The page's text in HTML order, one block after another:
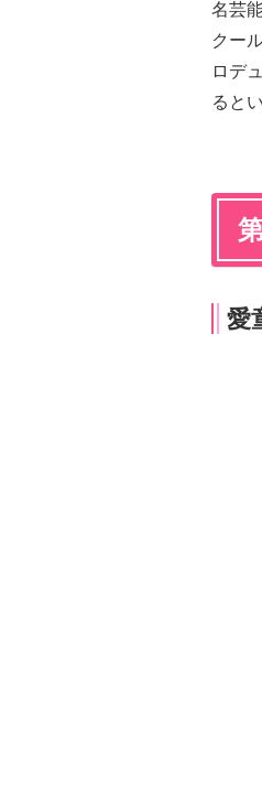
名芸
クー
ロデ
ると
愛